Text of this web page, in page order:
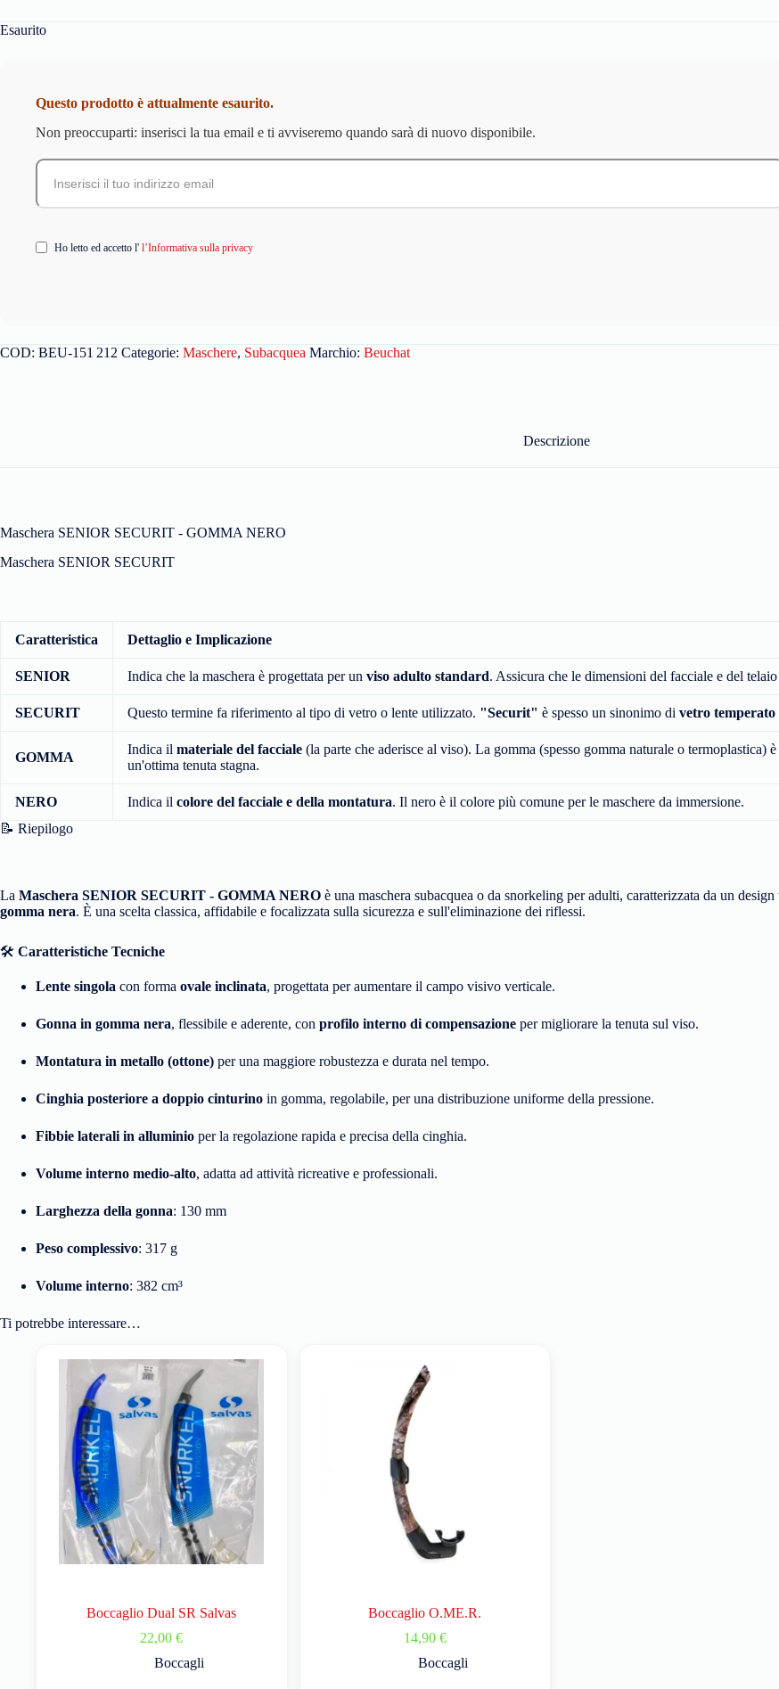
Esaurito
Questo prodotto è attualmente esaurito.
Non preoccuparti: inserisci la tua email e ti avviseremo quando sarà di nuovo disponibile.
Ho letto ed accetto l' l’Informativa sulla privacy
COD: BEU‑151 212 Categorie: Maschere, Subacquea Marchio: Beuchat
Descrizione
Maschera SENIOR SECURIT - GOMMA NERO
Maschera SENIOR SECURIT
Caratteristica Dettaglio e Implicazione
SENIOR Indica che la maschera è progettata per un viso adulto standard. Assicura che le dimensioni del facciale e del
SECURIT Questo termine fa riferimento al tipo di vetro o lente utilizzato. "Securit" è spesso un sinonimo di vetro temperato
GOMMA
Indica il materiale del facciale (la parte che aderisce al viso). La gomma (spesso gomma naturale o termoplastica)
un'ottima tenuta stagna.
NERO Indica il colore del facciale e della montatura. Il nero è il colore più comune per le maschere da immersione.
📝 Riepilogo
La Maschera SENIOR SECURIT - GOMMA NERO è una maschera subacquea o da snorkeling per adulti, caratterizzata da un
gomma nera. È una scelta classica, affidabile e focalizzata sulla sicurezza e sull'eliminazione dei riflessi.
🛠️ Caratteristiche Tecniche
Lente singola con forma ovale inclinata, progettata per aumentare il campo visivo verticale.
Gonna in gomma nera, flessibile e aderente, con profilo interno di compensazione per migliorare la tenuta sul viso.
Montatura in metallo (ottone) per una maggiore robustezza e durata nel tempo.
Cinghia posteriore a doppio cinturino in gomma, regolabile, per una distribuzione uniforme della pressione.
Fibbie laterali in alluminio per la regolazione rapida e precisa della cinghia.
Volume interno medio-alto, adatta ad attività ricreative e professionali.
Larghezza della gonna: 130 mm
Peso complessivo: 317 g
Volume interno: 382 cm³
Ti potrebbe interessare…
Boccaglio Dual SR Salvas
22,00€
Boccagli
Boccaglio O.ME.R.
14,90 €
Boccagli